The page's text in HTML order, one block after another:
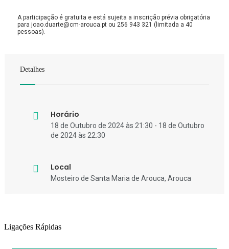
A participação é gratuita e está sujeita a inscrição prévia obrigatória
para joao.duarte@cm-arouca.pt ou 256 943 321 (limitada a 40
pessoas).
Detalhes
Horário
18 de Outubro de 2024 às 21:30 - 18 de Outubro
de 2024 às 22:30
Local
Mosteiro de Santa Maria de Arouca, Arouca
Ligações Rápidas